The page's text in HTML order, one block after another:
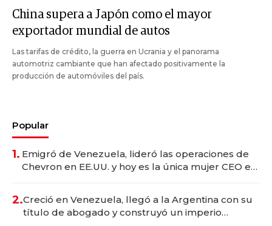
China supera a Japón como el mayor
exportador mundial de autos
Las tarifas de crédito, la guerra en Ucrania y el panorama
automotriz cambiante que han afectado positivamente la
producción de automóviles del país.
Popular
1. Emigró de Venezuela, lideró las operaciones de
Chevron en EE.UU. y hoy es la única mujer CEO en
2.Creció en Venezuela, llegó a la Argentina con su
título de abogado y construyó un imperio